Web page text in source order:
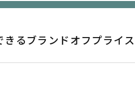
きるブランドオフプライス